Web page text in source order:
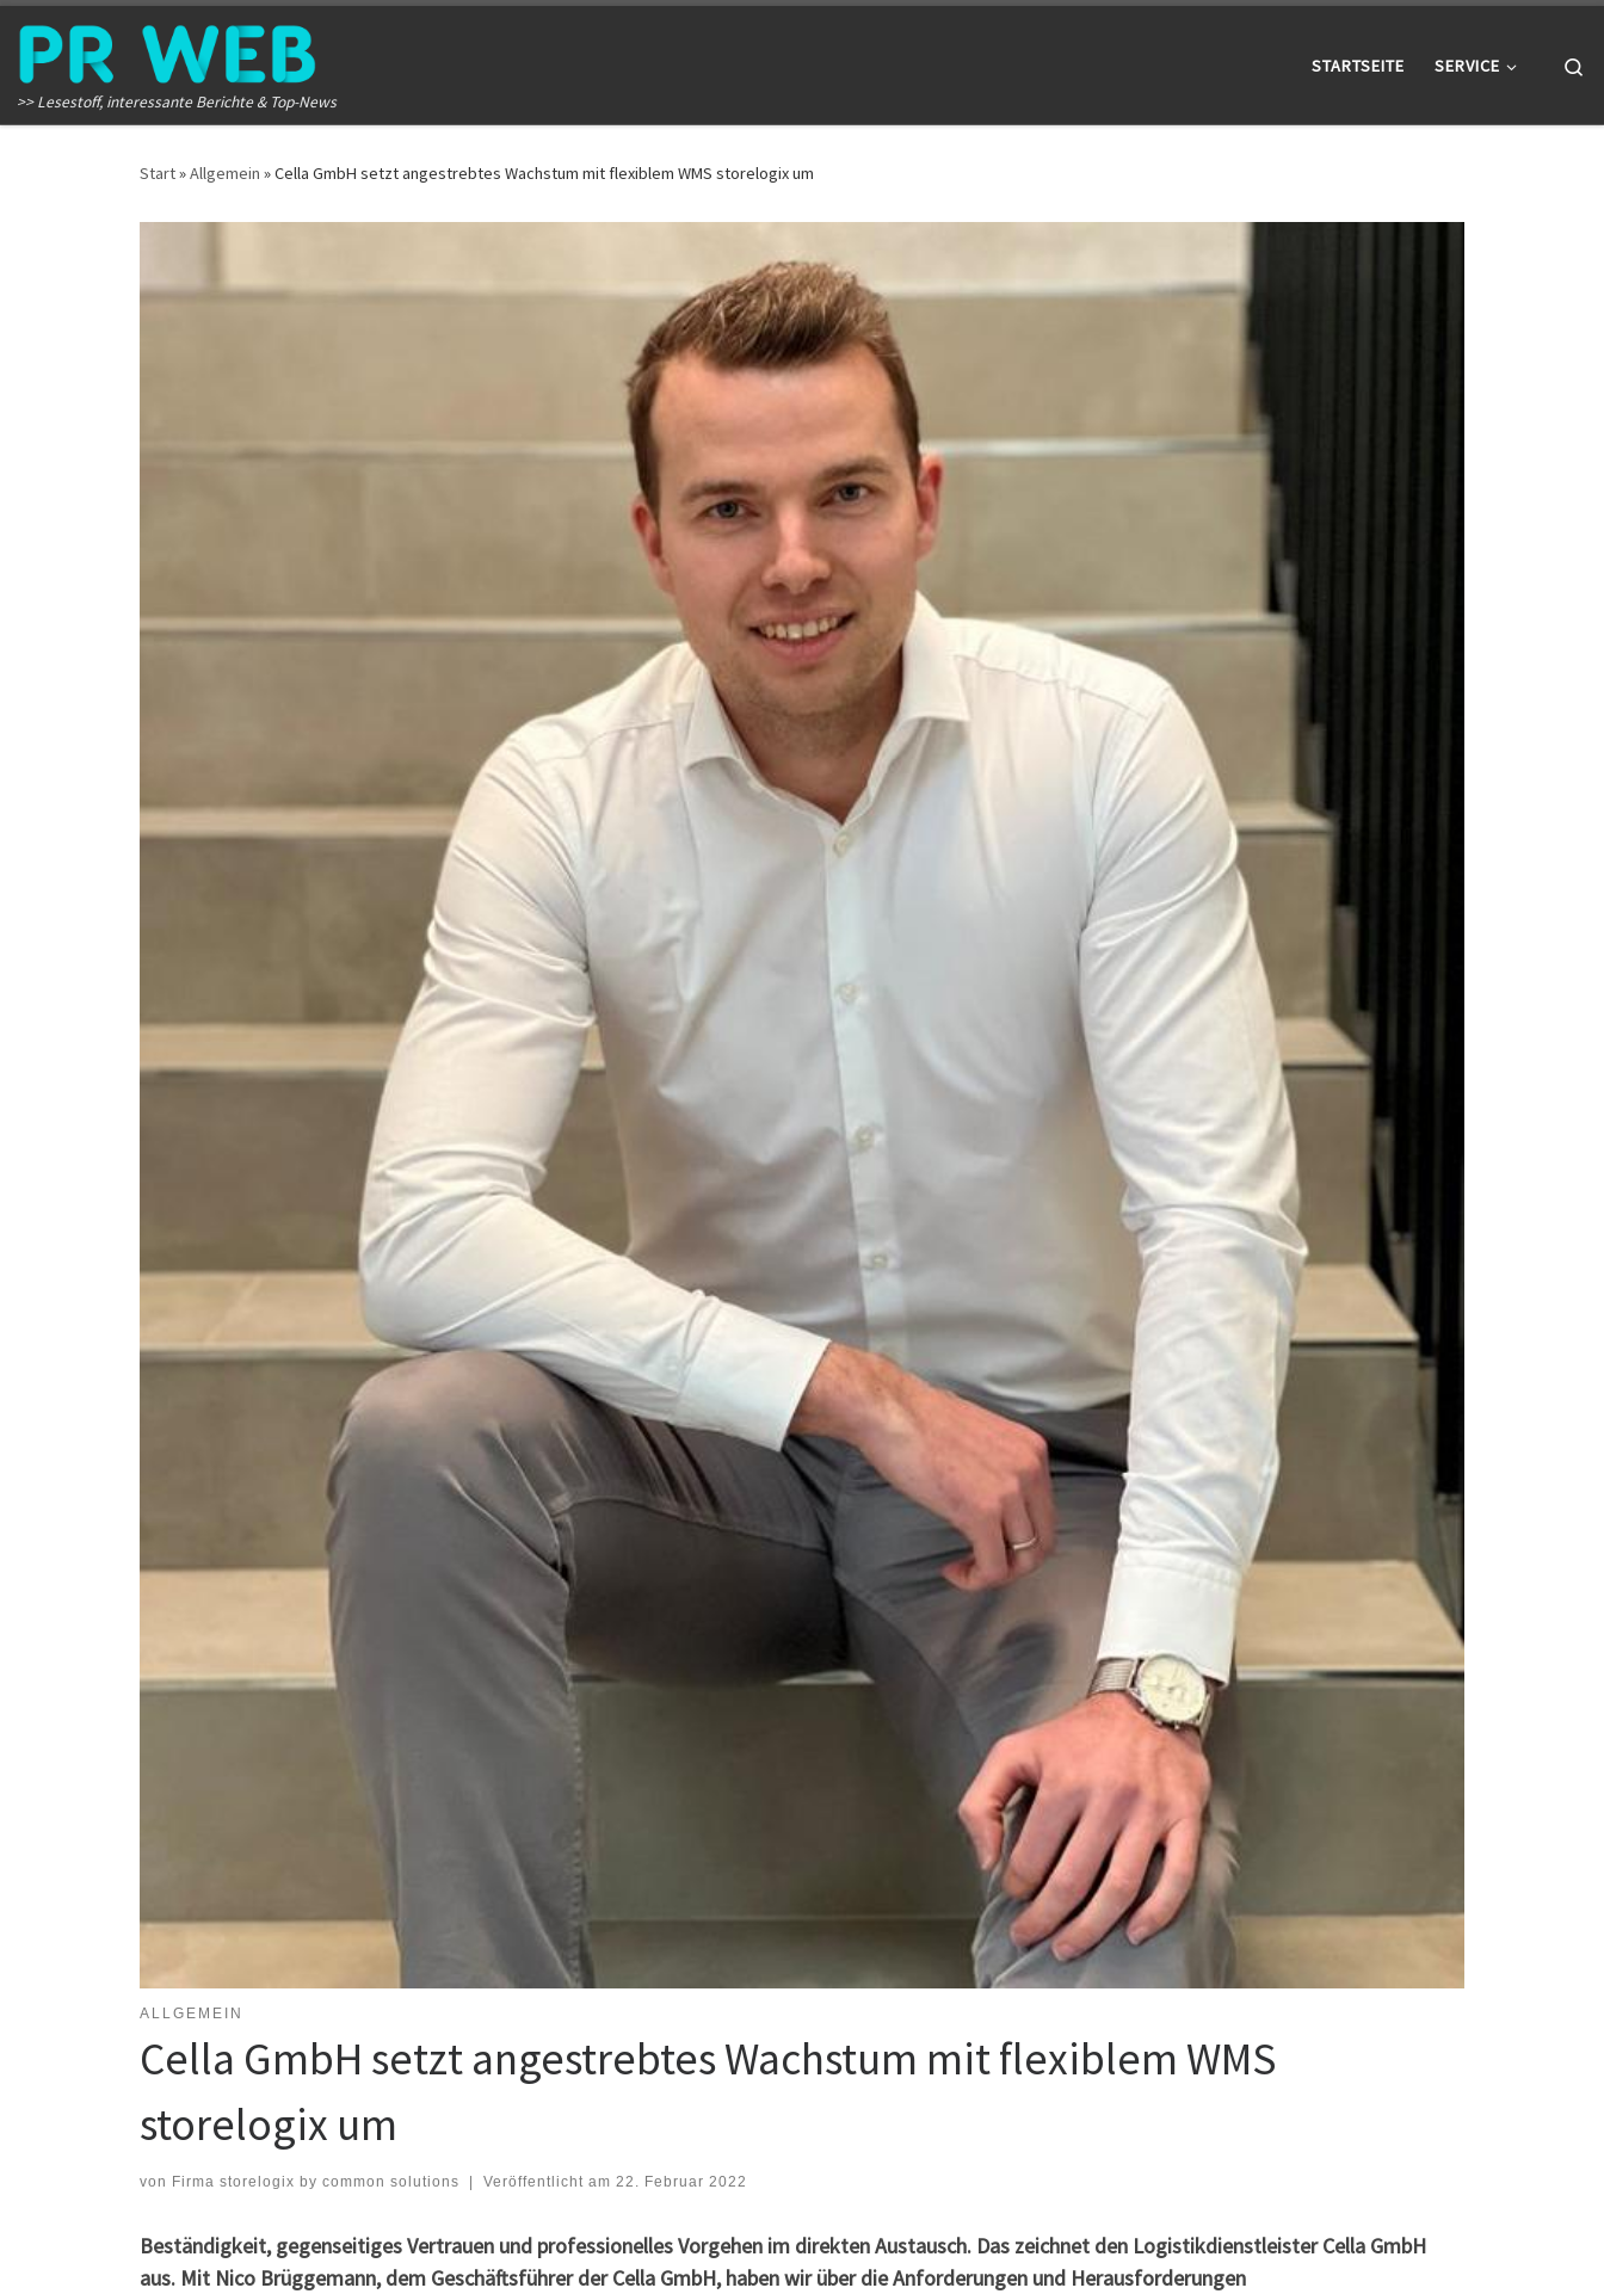
Zum Inhalt springen
>> Lesestoff, interessante Berichte & Top-News
STARTSEITE SERVICE
Start»Allgemein »Cella GmbH setzt angestrebtes Wachstum mit flexiblem WMS storelogix um
ALLGEMEIN
Cella GmbH setzt angestrebtes Wachstum mit flexiblem WMS
storelogix um
von Firma storelogix by common solutions Veröffentlicht am 22. Februar 2022
Beständigkeit, gegenseitiges Vertrauen und professionelles Vorgehen im direkten Austausch. Das zeichnet den Logistikdienstleister Cella GmbH
aus. Mit Nico Brüggemann, dem Geschäftsführer der Cella GmbH, haben wir über die Anforderungen und Herausforderungen